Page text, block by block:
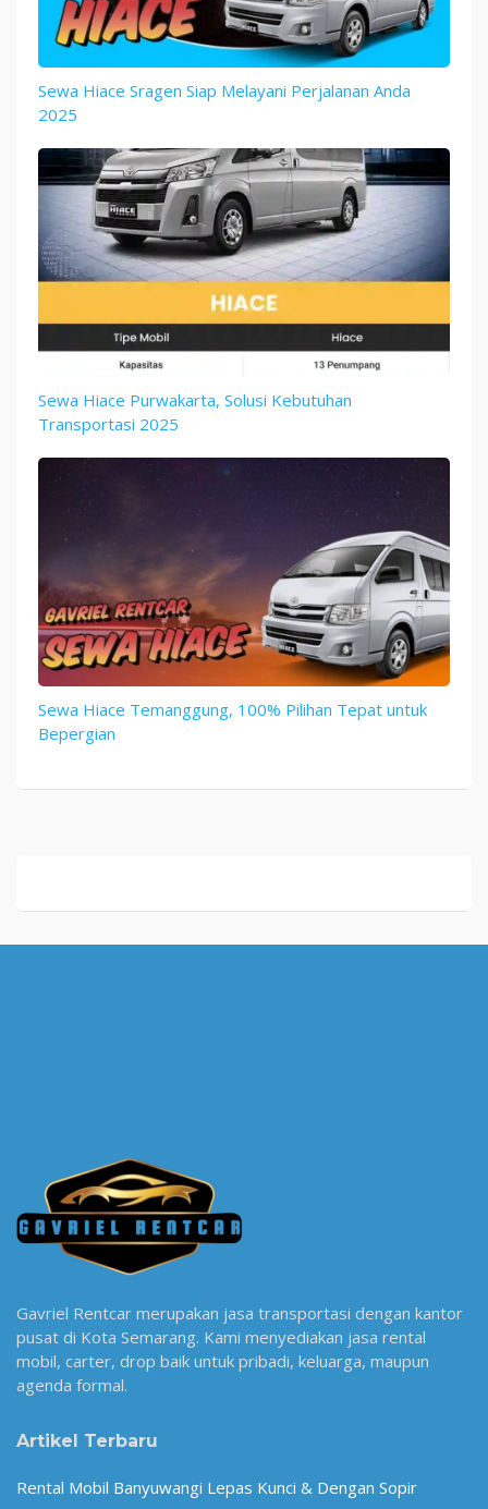
Sewa Hiace Sragen Siap Melayani Perjalanan Anda
2025
Sewa Hiace Purwakarta, Solusi Kebutuhan
Transportasi 2025
Sewa Hiace Temanggung, 100% Pilihan Tepat untuk
Bepergian
Gavriel Rentcar merupakan jasa transportasi dengan kantor
pusat di Kota Semarang. Kami menyediakan jasa rental
mobil, carter, drop baik untuk pribadi, keluarga, maupun
agenda formal.
Artikel Terbaru
Rental Mobil Banyuwangi Lepas Kunci & Dengan Sopir